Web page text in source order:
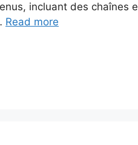
incluant des chaînes
Read more